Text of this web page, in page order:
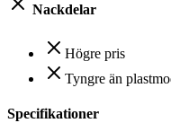
Nackdelar
Högre pris
Tyngre än
Specifikationer